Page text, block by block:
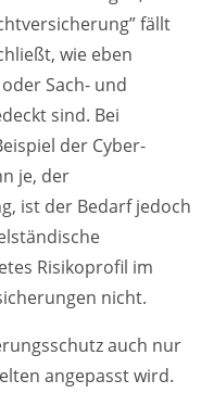
fällt
wie eben
Sach- und
sind. Bei
der Cyber-
je, der
ist der Bedarf jedoch
Risikoprofil im
nicht.
auch nur
angepasst wird.